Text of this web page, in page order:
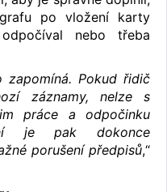
po vložení karty
nebo třeba
Pokud řidič
záznamy, nelze s
práce a odpočinku
je pak dokonce
porušení předpisů,“